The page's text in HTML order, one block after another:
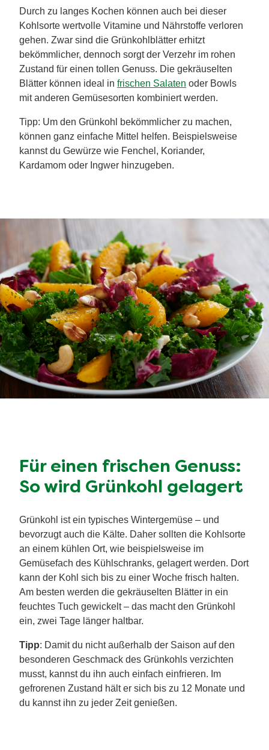
Durch zu langes Kochen können auch bei dieser
Kohlsorte wertvolle Vitamine und Nährstoffe verloren
gehen. Zwar sind die Grünkohlblätter erhitzt
bekömmlicher, dennoch sorgt der Verzehr im rohen
Zustand für einen tollen Genuss. Die gekräuselten
Blätter können ideal in frischen Salaten oder Bowls
mit anderen Gemüsesorten kombiniert werden.
Tipp: Um den Grünkohl bekömmlicher zu machen,
können ganz einfache Mittel helfen. Beispielsweise
kannst du Gewürze wie Fenchel, Koriander,
Kardamom oder Ingwer hinzugeben.
Für einen frischen Genuss:
So wird Grünkohl gelagert
Grünkohl ist ein typisches Wintergemüse – und
bevorzugt auch die Kälte. Daher sollten die Kohlsorte
an einem kühlen Ort, wie beispielsweise im
Gemüsefach des Kühlschranks, gelagert werden. Dort
kann der Kohl sich bis zu einer Woche frisch halten.
Am besten werden die gekräuselten Blätter in ein
feuchtes Tuch gewickelt – das macht den Grünkohl
ein, zwei Tage länger haltbar.
Tipp: Damit du nicht außerhalb der Saison auf den
besonderen Geschmack des Grünkohls verzichten
musst, kannst du ihn auch einfach einfrieren. Im
gefrorenen Zustand hält er sich bis zu 12 Monate und
du kannst ihn zu jeder Zeit genießen.